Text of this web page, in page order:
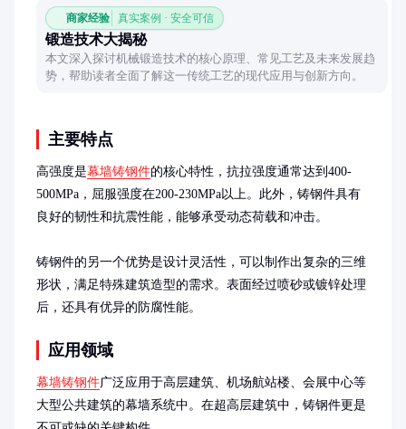
商家经验 真实案例 · 安全可信
锻造技术大揭秘
本文深入探讨机械锻造技术的核心原理、常见工艺及未来发展趋
势，帮助读者全面了解这一传统工艺的现代应用与创新方向。
主要特点
高强度是幕墙铸钢件的核心特性，抗拉强度通常达到400-
500MPa，屈服强度在200-230MPa以上。此外，铸钢件具有
良好的韧性和抗震性能，能够承受动态荷载和冲击。
铸钢件的另一个优势是设计灵活性，可以制作出复杂的三维
形状，满足特殊建筑造型的需求。表面经过喷砂或镀锌处理
后，还具有优异的防腐性能。
应用领域
幕墙铸钢件广泛应用于高层建筑、机场航站楼、会展中心等
大型公共建筑的幕墙系统中。在超高层建筑中，铸钢件更是